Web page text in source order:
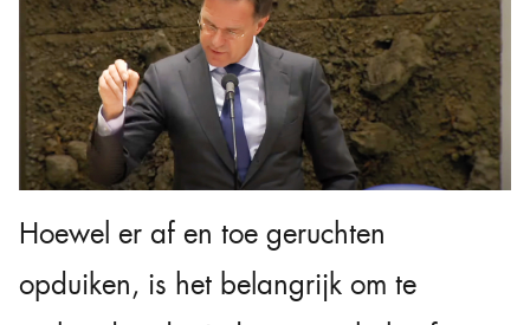
Hoewel er af en toe geruchten
opduiken, is het belangrijk om te